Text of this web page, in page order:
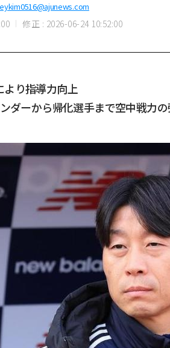
修正 : 2026-06-24 10:52:00
より指導力向上
ダーから帰化選手まで空中戦力